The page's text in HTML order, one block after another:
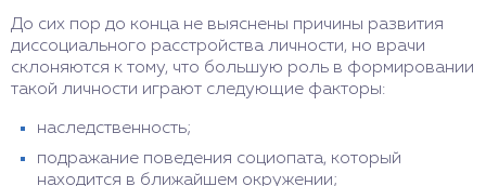
До сих пор до конца не выяснены причины развития
диссоциального расстройства личности, но врачи
склоняются к тому, что большую роль в формировании
такой личности играют следующие факторы:
наследственность;
подражание поведения социопата, который
находится в ближайшем окружении;